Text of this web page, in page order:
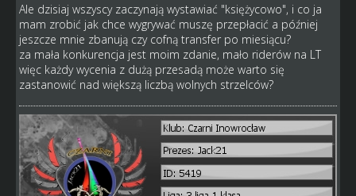
Ale dzisiaj wszyscy zaczynają wystawiać "księżycowo", i co ja
mam zrobić jak chce wygrywać muszę przepłacić a później
jeszcze mnie zbanują czy cofną transfer po miesiącu?
za mała konkurencja jest moim zdanie, mało riderów na LT
więc każdy wycenia z dużą przesadą może warto się
zastanowić nad większą liczbą wolnych strzelców?